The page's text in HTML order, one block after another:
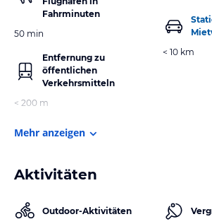
Fahrminuten
50 min
Entfernung zu
öffentlichen
Verkehrsmitteln
< 200 m
< 10 km
Mehr anzeigen
Aktivitäten
Outdoor-Aktivitäten